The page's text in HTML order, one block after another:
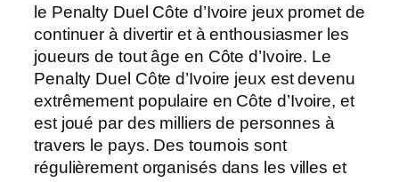
le Penalty Duel Côte d’Ivoire jeux promet de
continuer à divertir et à enthousiasmer les
joueurs de tout âge en Côte d’Ivoire. Le
Penalty Duel Côte d’Ivoire jeux est devenu
extrêmement populaire en Côte d’Ivoire, et
est joué par des milliers de personnes à
travers le pays. Des tournois sont
régulièrement organisés dans les villes et